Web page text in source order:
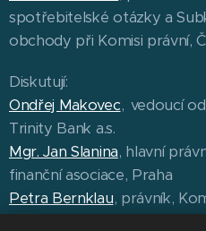
spotřebitelské otázky a
obchody při Komisi právní,
Diskutují:
Ondřej Makovec, vedoucí
Trinity Bank a.s.
Mgr. Jan Slanina, hlavní
finanční asociace, Praha
Petra Bernklau, právník,